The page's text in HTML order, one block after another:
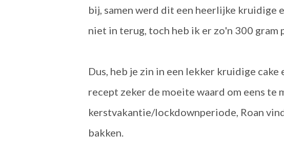
bij, samen werd dit een heerlijke kruidige
niet in terug, toch heb ik er zo'n 300
Dus, heb je zin in een lekker kruidige
recept zeker de moeite waard om eens te
kerstvakantie/lockdownperiode, Roan
bakken.